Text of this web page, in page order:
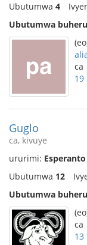
Ubutumwa 4
Ubutumwa
ca
19
Guglo
ca, kivuye
ururimi: Esperanto
Ubutumwa 12
Ubutumwa
ca
13